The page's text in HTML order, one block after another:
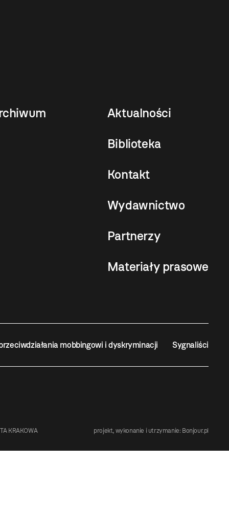
Aktualności
Biblioteka
Kontakt
Wydawnictwo
Partnerzy
Materiały prasowe
mobbingowi i dyskryminacji Sygnaliści
KRAKOWA projekt, wykonanie i utrzymanie: Bonjour.pl